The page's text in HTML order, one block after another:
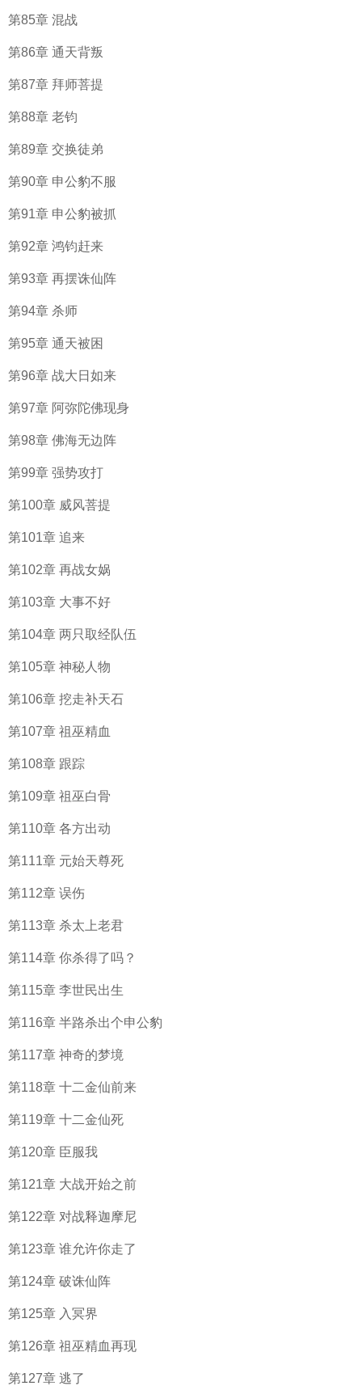
第85章 混战
第86章 通天背叛
第87章 拜师菩提
第88章 老钧
第89章 交换徒弟
第90章 申公豹不服
第91章 申公豹被抓
第92章 鸿钧赶来
第93章 再摆诛仙阵
第94章 杀师
第95章 通天被困
第96章 战大日如来
第97章 阿弥陀佛现身
第98章 佛海无边阵
第99章 强势攻打
第100章 威风菩提
第101章 追来
第102章 再战女娲
第103章 大事不好
第104章 两只取经队伍
第105章 神秘人物
第106章 挖走补天石
第107章 祖巫精血
第108章 跟踪
第109章 祖巫白骨
第110章 各方出动
第111章 元始天尊死
第112章 误伤
第113章 杀太上老君
第114章 你杀得了吗？
第115章 李世民出生
第116章 半路杀出个申公豹
第117章 神奇的梦境
第118章 十二金仙前来
第119章 十二金仙死
第120章 臣服我
第121章 大战开始之前
第122章 对战释迦摩尼
第123章 谁允许你走了
第124章 破诛仙阵
第125章 入冥界
第126章 祖巫精血再现
第127章 逃了